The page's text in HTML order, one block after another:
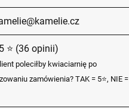
⭐ (36 opinii)
poleciłby kwiaciarnię po
zamówienia? TAK = 5⭐, NIE =